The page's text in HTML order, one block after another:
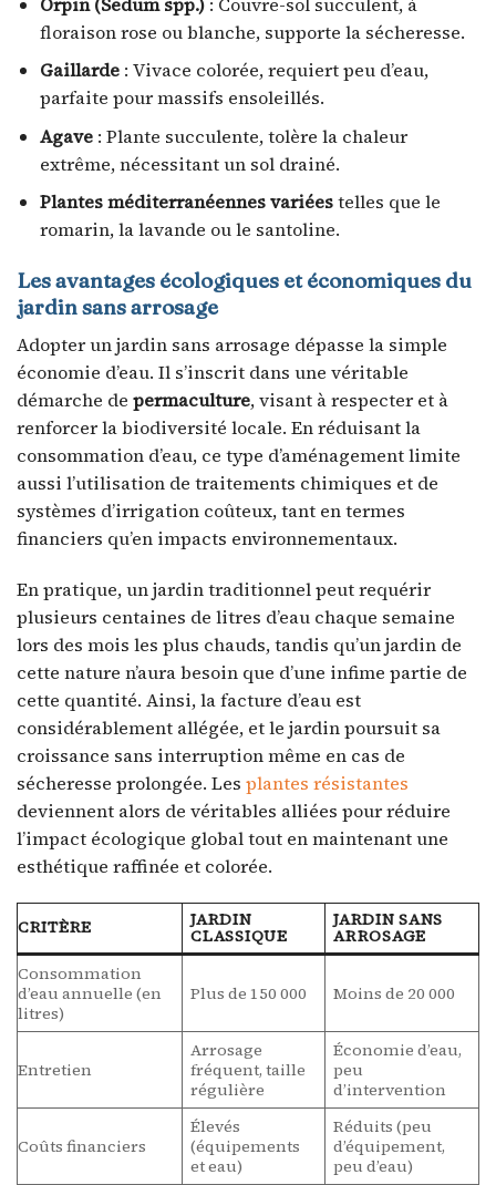
floraison rose ou blanche, supporte la sécheresse.
Gaillarde: Vivace colorée, requiert peu d’eau,
parfaite pour massifs ensoleillés.
Agave: Plante succulente, tolère la chaleur
extrême, nécessitant un sol drainé.
Plantes méditerranéennes variéestelles que le
romarin, la lavande ou le santoline.
Les avantages écologiques et économiques du
jardin sans arrosage
Adopter un jardin sans arrosage dépasse la simple
économie d’eau. Il s’inscrit dans une véritable
démarche de permaculture, visant à respecter et à
renforcer la biodiversité locale. En réduisant la
consommation d’eau, ce type d’aménagement limite
aussi l’utilisation de traitements chimiques et de
systèmes d’irrigation coûteux, tant en termes
financiers qu’en impacts environnementaux.
En pratique, un jardin traditionnel peut requérir
plusieurs centaines de litres d’eau chaque semaine
lors des mois les plus chauds, tandis qu’un jardin de
cette nature n’aura besoin que d’une infime partie de
cette quantité. Ainsi, la facture d’eau est
considérablement allégée, et le jardin poursuit sa
croissance sans interruption même en cas de
sécheresse prolongée. Les plantes résistantes
deviennent alors de véritables alliées pour réduire
l’impact écologique global tout en maintenant une
esthétique raffinée et colorée.
CRITÈRE JARDIN
CLASSIQUE
JARDIN SANS
ARROSAGE
Consommation
d’eau annuelle (en
litres)
Plus de 150 000 Moins de 20 000
Entretien
Arrosage
fréquent, taille
régulière
Économie d’eau,
peu
d’intervention
Coûts financiers
Élevés
(équipements
et eau)
Réduits (peu
d’équipement,
peu d’eau)